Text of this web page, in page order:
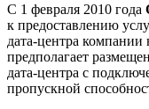
С 1 февраля 2010 года
к предоставлению
дата-центра компании
предполагает
дата-центра с
пропускной